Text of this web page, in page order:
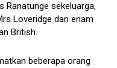
Ranatunge sekeluarga,
Loveridge dan enam
British.
beberapa orang